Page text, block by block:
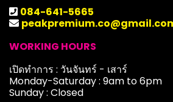
084-641-5665
WORKING HOURS
เปิดทำการ : วันจันทร์ - เสาร์
Monday-Saturday : 9am to 6pm
Sunday : Closed